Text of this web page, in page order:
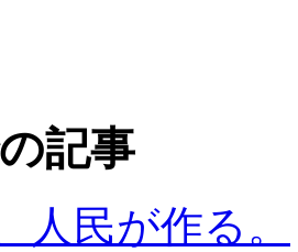
記事
人民が作る。